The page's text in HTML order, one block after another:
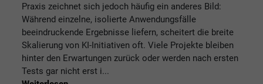
Praxis zeichnet sich jedoch häufig ein anderes Bild:
Während einzelne, isolierte Anwendungsfälle
beeindruckende Ergebnisse liefern, scheitert die breite
Skalierung von KI-Initiativen oft. Viele Projekte bleiben
hinter den Erwartungen zurück oder werden nach ersten
Tests gar nicht erst i...